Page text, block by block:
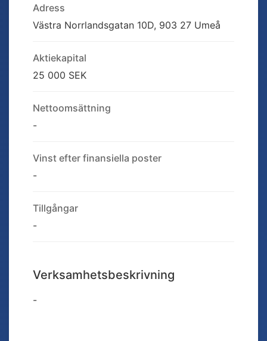
Adress
Västra Norrlandsgatan 10D, 903 27 Umeå
Aktiekapital
25 000 SEK
Nettoomsättning
-
Vinst efter finansiella poster
-
Tillgångar
-
Verksamhetsbeskrivning
-